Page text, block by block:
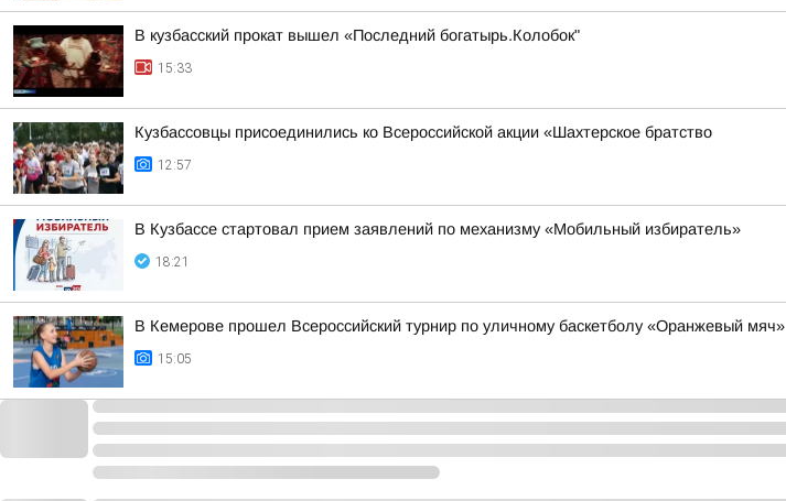
В кузбасский прокат вышел «Последний богатырь.Колобок"
15:33
Кузбассовцы присоединились ко Всероссийской акции «Шахтерское братство
12:57
В Кузбассе стартовал прием заявлений по механизму «Мобильный избиратель»
18:21
В Кемерове прошел Всероссийский турнир по уличному баскетболу «Оранжевый мяч»
15:05